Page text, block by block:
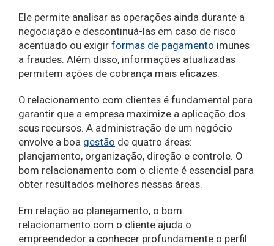
Ele permite analisar as operações ainda durante a
negociação e descontinuá-las em caso de risco
acentuado ou exigir formas de pagamento imunes
a fraudes. Além disso, informações atualizadas
permitem ações de cobrança mais eficazes.
O relacionamento com clientes é fundamental para
garantir que a empresa maximize a aplicação dos
seus recursos. A administração de um negócio
envolve a boa gestão de quatro áreas:
planejamento, organização, direção e controle. O
bom relacionamento com o cliente é essencial para
obter resultados melhores nessas áreas.
Em relação ao planejamento, o bom
relacionamento com o cliente ajuda o
empreendedor a conhecer profundamente o perfil